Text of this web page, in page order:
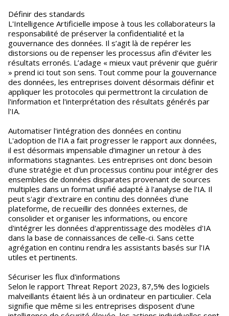
Définir des standards
L'Intelligence Artificielle impose à tous les collaborateurs la
responsabilité de préserver la confidentialité et la
gouvernance des données. Il s’agit là de repérer les
distorsions ou de repenser les processus afin d'éviter les
résultats erronés. L’adage « mieux vaut prévenir que guérir
» prend ici tout son sens. Tout comme pour la gouvernance
des données, les entreprises doivent désormais définir et
appliquer les protocoles qui permettront la circulation de
l'information et l'interprétation des résultats générés par
l'IA.
Automatiser l'intégration des données en continu
L'adoption de l’IA a fait progresser le rapport aux données,
il est désormais impensable d’imaginer un retour à des
informations stagnantes. Les entreprises ont donc besoin
d'une stratégie et d'un processus continu pour intégrer des
ensembles de données disparates provenant de sources
multiples dans un format unifié adapté à l'analyse de l'IA. Il
peut s'agir d'extraire en continu des données d'une
plateforme, de recueillir des données externes, de
consolider et organiser les informations, ou encore
d'intégrer les données d'apprentissage des modèles d'IA
dans la base de connaissances de celle-ci. Sans cette
agrégation en continu rendra les assistants basés sur l’IA
utiles et pertinents.
Sécuriser les flux d'informations
Selon le rapport Threat Report 2023, 87,5% des logiciels
malveillants étaient liés à un ordinateur en particulier. Cela
signifie que même si les entreprises disposent d'une